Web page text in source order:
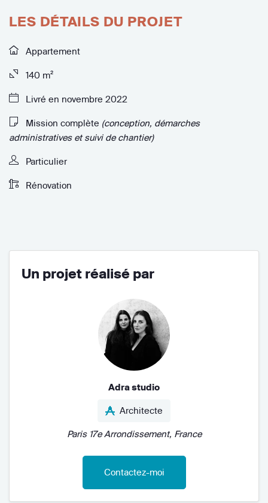
LES DÉTAILS DU PROJET
Appartement
140 m²
Livré en novembre 2022
Mission complète (conception, démarches
administratives et suivi de chantier)
Particulier
Rénovation
Un projet réalisé par
Adra studio
Architecte
Paris 17e Arrondissement, France
Contactez-moi